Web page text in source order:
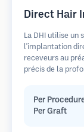
Direct Hair
La DHI utilise
l'implantation
receveurs au
précis de la
Per
Per Graft